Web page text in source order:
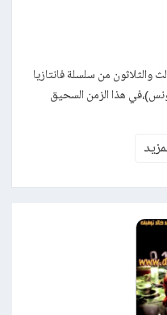
والثلاثون من سلسلة فانتازيا
هذا الزمن السحيق